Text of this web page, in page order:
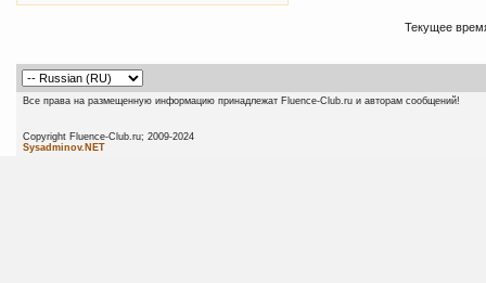
Текущее
Все права на размещенную информацию принадлежат Fluence-Club.ru и авторам сообщений!
Copyright Fluence-Club.ru;
Sysadminov.NET